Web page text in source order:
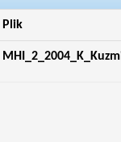
Plik